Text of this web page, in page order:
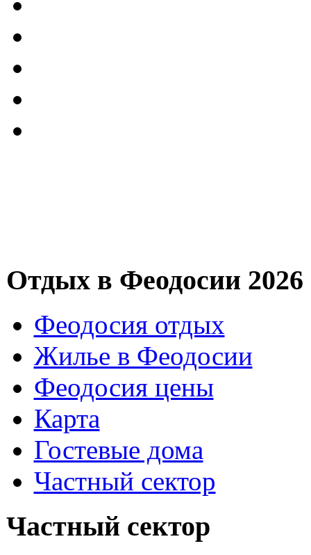
Отдых в Феодосии 2026
Феодосия отдых
Жилье в Феодосии
Феодосия цены
Карта
Гостевые дома
Частный сектор
Частный сектор